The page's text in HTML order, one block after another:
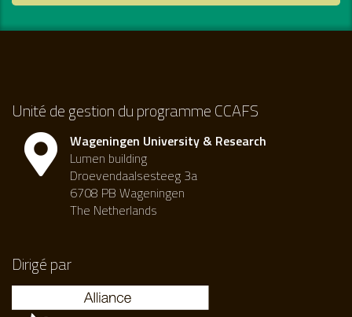
Unité de gestion du programme CCAFS
Wageningen University & Research
Lumen building
Droevendaalsesteeg 3a
6708 PB Wageningen
The Netherlands
Dirigé par